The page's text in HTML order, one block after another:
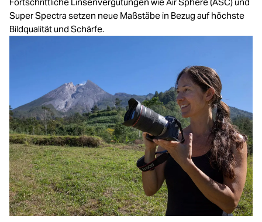
Super Spectra setzen neue Maßstäbe in Bezug auf höchste
Bildqualität und Schärfe.